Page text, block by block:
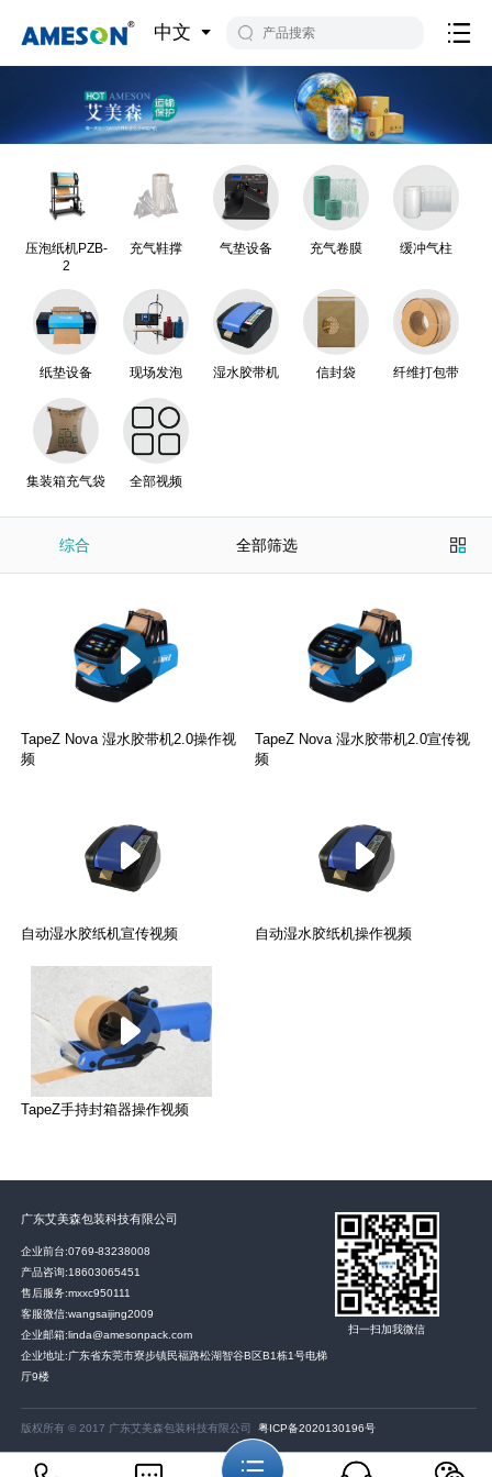
中文
压泡纸机PZB-
2
充气鞋撑 气垫设备 充气卷膜 缓冲气柱
纸垫设备 现场发泡 湿水胶带机 信封袋 纤维打包带
集装箱充气袋 全部视频
综合 全部筛选
TapeZ Nova 湿水胶带机2.0操作视
频
TapeZ Nova 湿水胶带机2.0宣传视
频
自动湿水胶纸机宣传视频 自动湿水胶纸机操作视频
TapeZ手持封箱器操作视频
广东艾美森包装科技有限公司
企业前台:0769-83238008
产品咨询:18603065451
售后服务:mxxc950111
客服微信:wangsaijing2009
企业邮箱:linda@amesonpack.com
企业地址:广东省东莞市寮步镇民福路松湖智谷B区B1栋1号电梯
厅9楼
扫一扫加我微信
版权所有 © 2017 广东艾美森包装科技有限公司粤ICP备2020130196号